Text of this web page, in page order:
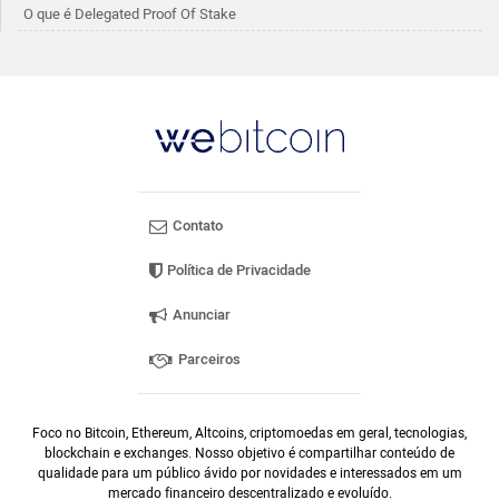
O que é Delegated Proof Of Stake
Contato
Política de Privacidade
Anunciar
Parceiros
Foco no Bitcoin, Ethereum, Altcoins, criptomoedas em geral, tecnologias,
blockchain e exchanges. Nosso objetivo é compartilhar conteúdo de
qualidade para um público ávido por novidades e interessados em um
mercado financeiro descentralizado e evoluído.